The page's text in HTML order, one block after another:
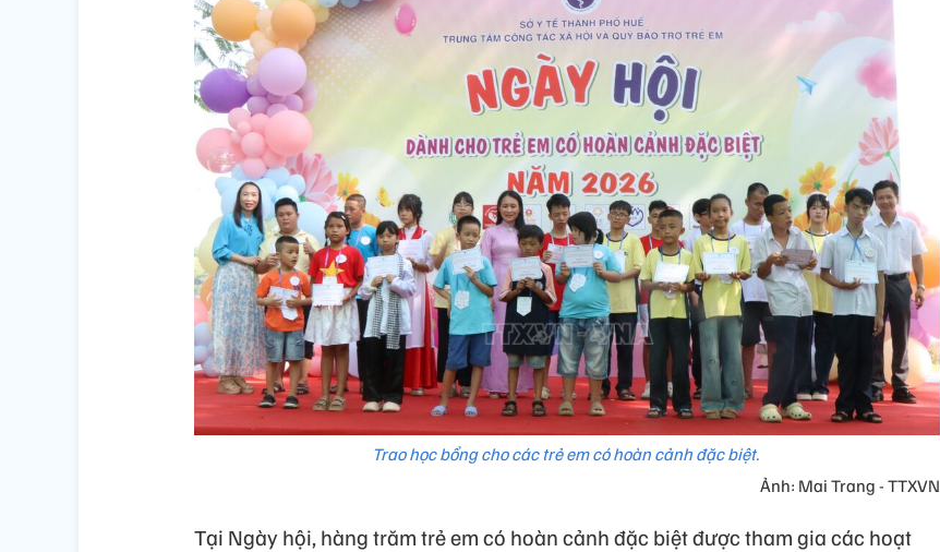
Trao học bổng cho các trẻ em có hoàn cảnh đặc biệt.
Ảnh: Mai Trang - TTXVN
Tại Ngày hội, hàng trăm trẻ em có hoàn cảnh đặc biệt được tham gia các hoạt